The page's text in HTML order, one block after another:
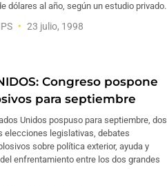
dólares al año, según un estudio privado.
23 julio, 1998
Congreso pospone
para septiembre
Unidos pospuso para septiembre, dos
elecciones legislativas, debates
sobre política exterior, ayuda y
enfrentamiento entre los dos grandes